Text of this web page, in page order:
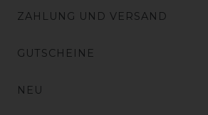
ZAHLUNG UND VERSAND
GUTSCHEINE
NEU